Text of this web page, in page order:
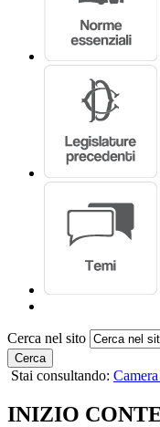
Cerca nel sito
Cerca
Stai consultando:
INIZIO